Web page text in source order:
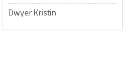
Dwyer Kristin